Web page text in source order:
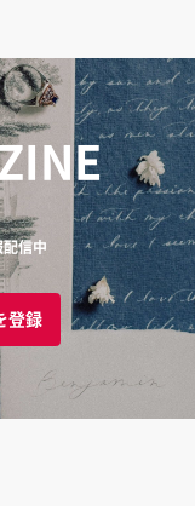
配信中
登録